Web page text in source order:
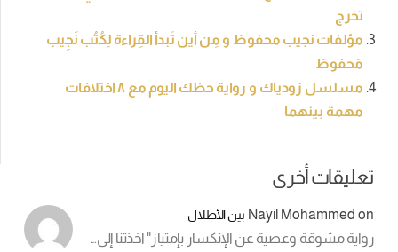
تخرج
مؤلفات نجيب محفوظ و مِن أين تَبدأ القِراءة لِكُتُب نَجِيب
مَحفوظ
مسلسل زودياك و رواية حظك اليوم مع ٨ اختلافات
مهمة بينهما
تعليقات أخرى
Nayil Mohammed on بين الأطلال
رواية مشوقة وعصية عن الإنكسار بإمتياز" اخذتنا إلى…